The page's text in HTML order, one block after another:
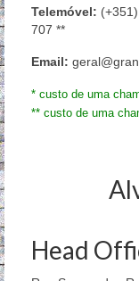
Telemóvel:
707 **
Email:
* custo de uma
** custo de uma
Head